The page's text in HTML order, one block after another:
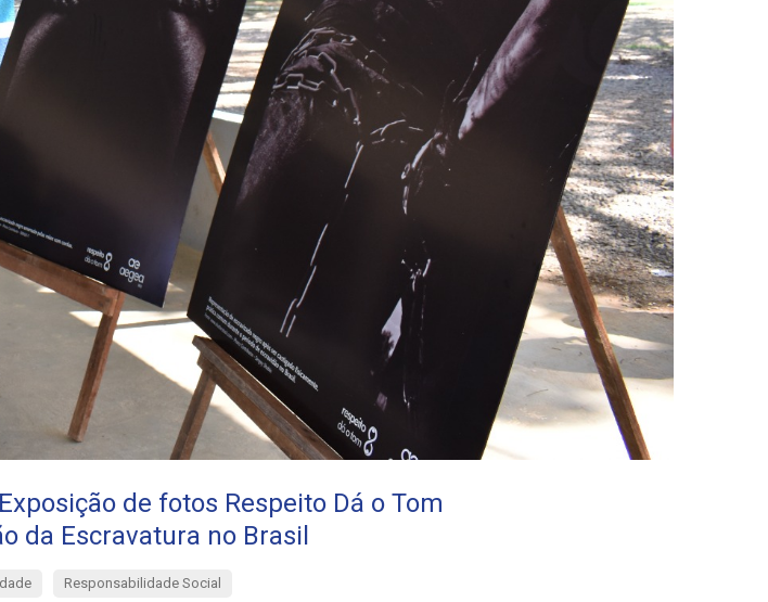
de fotos Respeito Dá o Tom
da Escravatura no Brasil
Responsabilidade Social